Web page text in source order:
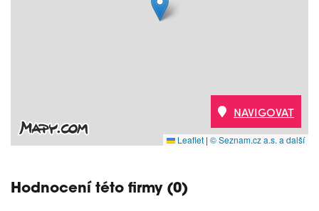
Leaflet | © Seznam.cz a.s. a další
NAVIGOVAT
Hodnocení této firmy (0)